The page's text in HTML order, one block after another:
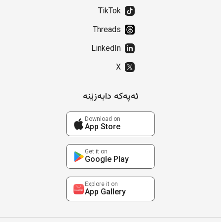
TikTok
Threads
LinkedIn
X
ئەپەکە دابەزێنە
Download on
App Store
Get it on
Google Play
Explore it on
App Gallery